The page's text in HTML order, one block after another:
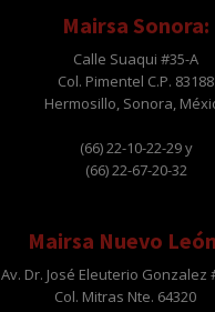
Mairsa Sonora:
Calle Suaqui #35-A
Col. Pimentel C.P. 83188
Hermosillo, Sonora,
(66) 22-10-22-29 y
(66) 22-67-20-32
Mairsa Nuevo
Av. Dr. José Eleuterio Gonzalez
Col. Mitras Nte. 64320